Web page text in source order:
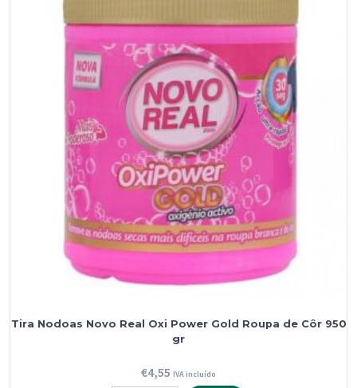
Real
Oxi
Power
Gold
Roupa
Branca
950
gr
Tira Nodoas Novo Real Oxi Power Gold Roupa de Côr 950
gr
€4,55 IVA incluído